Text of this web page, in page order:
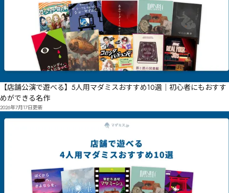
【店舗公演で遊べる】5人用マダミスおすすめ10選｜初心者にもおすす
めができる名作
2026年7月17日更新